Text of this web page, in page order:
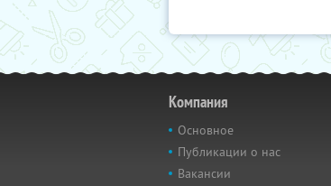
Компания
Основное
Публикации о нас
Вакансии